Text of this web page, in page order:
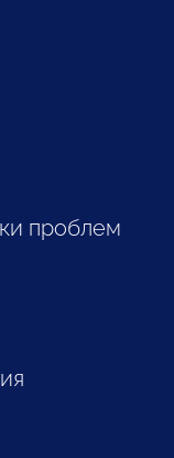
проблем